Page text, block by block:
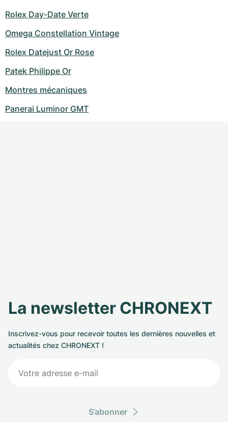
Rolex Day-Date Verte
Omega Constellation Vintage
Rolex Datejust Or Rose
Patek Philippe Or
Montres mécaniques
Panerai Luminor GMT
La newsletter CHRONEXT
Inscrivez-vous pour recevoir toutes les dernières nouvelles et
actualités chez CHRONEXT !
S’abonner